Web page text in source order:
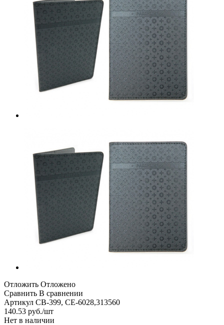
Отложить Отложено
Сравнить В сравнении
Артикул CB-399, CE-6028,313560
140.53 руб./шт
Нет в наличии